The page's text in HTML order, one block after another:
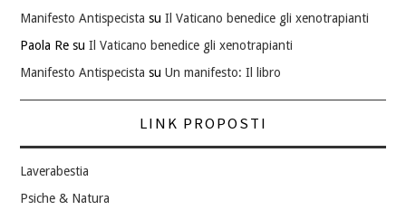
Manifesto Antispecista suIl Vaticano benedice gli xenotrapianti
Paola Re suIl Vaticano benedice gli xenotrapianti
Manifesto Antispecista suUn manifesto: Il libro
LINK PROPOSTI
Laverabestia
Psiche & Natura